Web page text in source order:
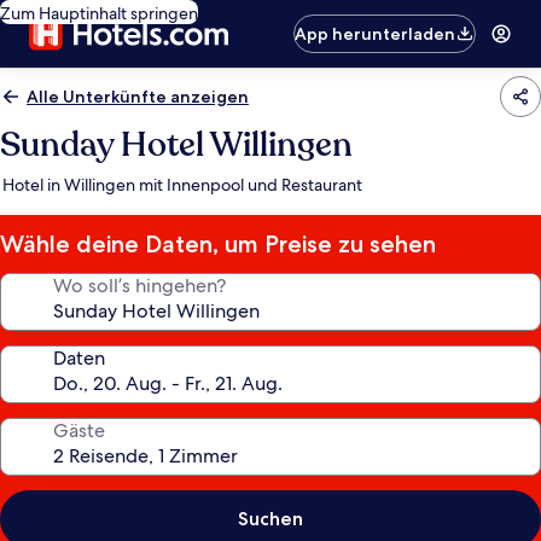
Zum Hauptinhalt springen
App herunterladen
Alle Unterkünfte anzeigen
Sunday Hotel Willingen
Hotel in Willingen mit Innenpool und Restaurant
Wähle deine Daten, um Preise zu sehen
Wo soll’s hingehen?
Daten
Gäste
Suchen